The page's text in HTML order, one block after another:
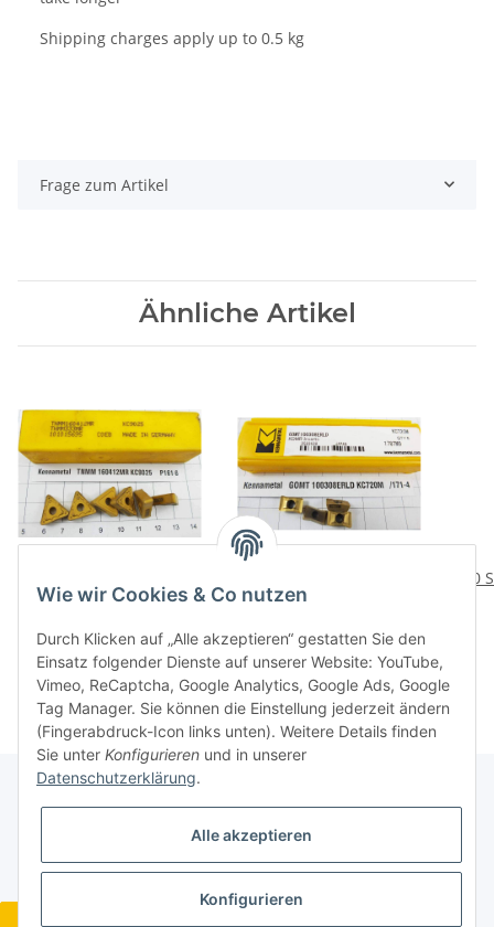
Shipping charges apply up to 0.5 kg
Frage zum Artikel
Ähnliche Artikel
KC9025 Kennametal
Inserts P161-6
KC720M Kennametal
NOS . /171-4
10
Gesetzliche Informationen
Wie wir Cookies & Co nutzen
Durch Klicken auf „Alle akzeptieren“ gestatten Sie den
Einsatz folgender Dienste auf unserer Website: YouTube,
Vimeo, ReCaptcha, Google Analytics, Google Ads, Google
Tag Manager. Sie können die Einstellung jederzeit ändern
(Fingerabdruck-Icon links unten). Weitere Details finden
Sie unter Konfigurieren und in unserer
Datenschutzerklärung.
Alle akzeptieren
Konfigurieren